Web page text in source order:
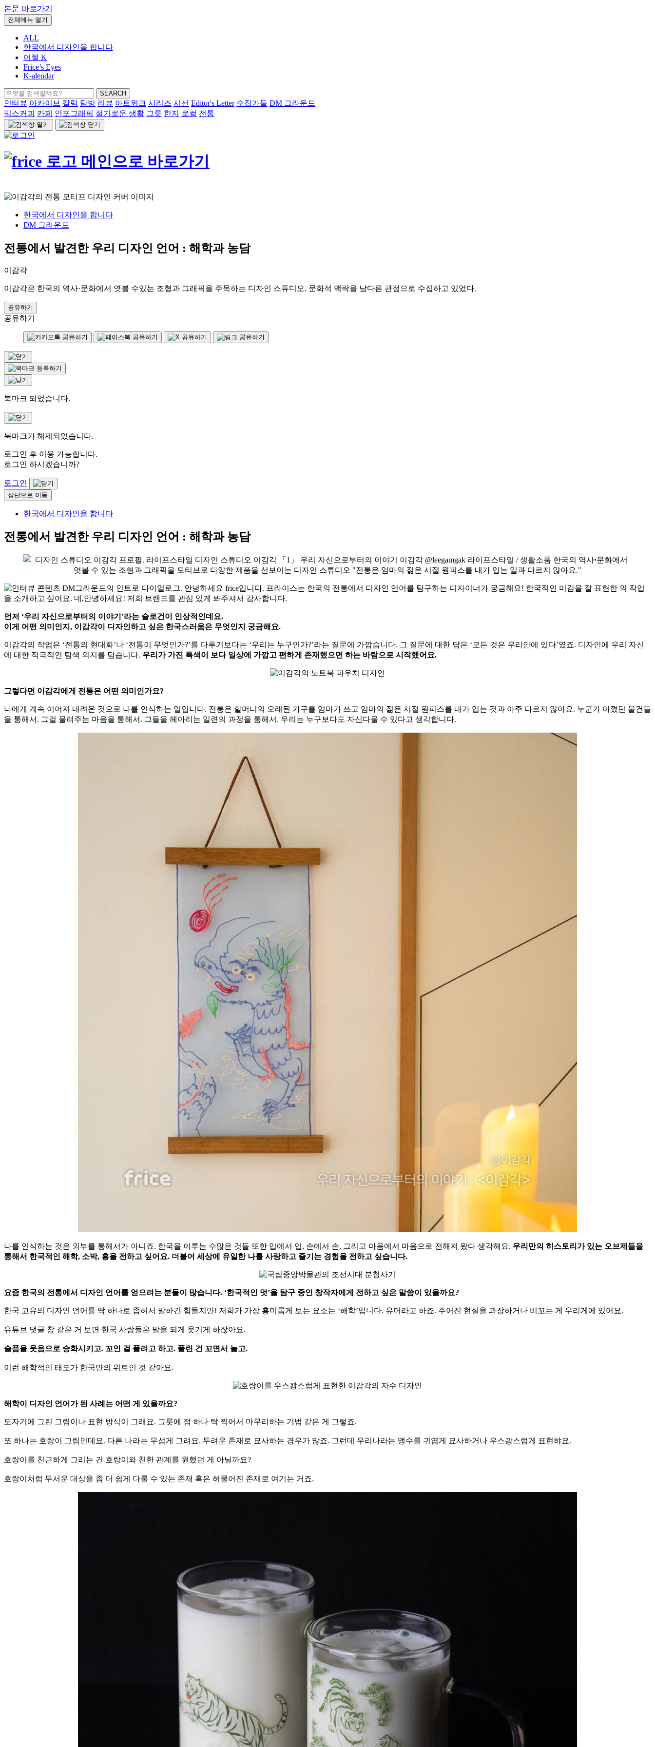
본문 바로가기
전체메뉴 열기
ALL
한국에서 디자인을 합니다
어쩔 K
Frice’s Eyes
K-alendar
검
색:
SEARCH
인터뷰 아카이브 칼럼 탐방 리뷰 아트워크 시리즈 시선 Editor's Letter 수집가들 DM 그라운드
믹스커피 카페 인포그래픽 절기로운 생활 그릇 한지 로컬 전통
한국에서 디자인을 합니다
DM 그라운드
전통에서 발견한 우리 디자인 언어 : 해학과 농담
이감각
이감각은 한국의 역사·문화에서 엿볼 수있는 조형과 그래픽을 주목하는 디자인 스튜디오. 문화적 맥락을 남다른 관점으로 수집하고 있었다.
공유하기
공유하기
북마크 되었습니다.
북마크가 해제되었습니다.
로그인 후 이용 가능합니다.
로그인 하시겠습니까?
로그인
상단으로 이동
한국에서 디자인을 합니다
전통에서 발견한 우리 디자인 언어 : 해학과 농담
먼저 ‘우리 자신으로부터의 이야기’라는 슬로건이 인상적인데요.
이게 어떤 의미인지, 이감각이 디자인하고 싶은 한국스러움은 무엇인지 궁금해요.
이감각의 작업은 ‘전통의 현대화’나 ‘전통이 무엇인가?’를 다루기보다는 ‘우리는 누구인가?’라는 질문에 가깝습니다. 그 질문에 대한 답은 ‘모든 것은 우리안에 있다’였죠. 디자인에 우리 자신
에 대한 적극적인 탐색 의지를 담습니다. 우리가 가진 특색이 보다 일상에 가깝고 편하게 존재했으면 하는 바람으로 시작했어요.
그렇다면 이감각에게 전통은 어떤 의미인가요?
나에게 계속 이어져 내려온 것으로 나를 인식하는 일입니다. 전통은 할머니의 오래된 가구를 엄마가 쓰고 엄마의 젊은 시절 원피스를 내가 입는 것과 아주 다르지 않아요. 누군가 아꼈던 물건들
을 통해서. 그걸 물려주는 마음을 통해서. 그들을 헤아리는 일련의 과정을 통해서. 우리는 누구보다도 자신다울 수 있다고 생각합니다.
나를 인식하는 것은 외부를 통해서가 아니죠. 한국을 이루는 수많은 것들 또한 입에서 입, 손에서 손, 그리고 마음에서 마음으로 전해져 왔다 생각해요. 우리만의 히스토리가 있는 오브제들을
통해서 한국적인 해학, 소박, 흥을 전하고 싶어요. 더불어 세상에 유일한 나를 사랑하고 즐기는 경험을 전하고 싶습니다.
요즘 한국의 전통에서 디자인 언어를 얻으려는 분들이 많습니다. ‘한국적인 멋’을 탐구 중인 창작자에게 전하고 싶은 말씀이 있을까요?
한국 고유의 디자인 언어를 딱 하나로 좁혀서 말하긴 힘들지만! 저희가 가장 흥미롭게 보는 요소는 ‘해학’입니다. 유머라고 하죠. 주어진 현실을 과장하거나 비꼬는 게 우리게에 있어요.
유튜브 댓글 창 같은 거 보면 한국 사람들은 말을 되게 웃기게 하잖아요.
슬픔을 웃음으로 승화시키고. 꼬인 걸 풀려고 하고. 풀린 건 꼬면서 놀고.
이런 해학적인 태도가 한국만의 위트인 것 같아요.
해학이 디자인 언어가 된 사례는 어떤 게 있을까요?
도자기에 그린 그림이나 표현 방식이 그래요. 그릇에 점 하나 탁 찍어서 마무리하는 기법 같은 게 그렇죠.
또 하나는 호랑이 그림인데요. 다른 나라는 무섭게 그려요. 두려운 존재로 묘사하는 경우가 많죠. 그런데 우리나라는 맹수를 귀엽게 묘사하거나 우스꽝스럽게 표현햐요.
호랑이를 친근하게 그리는 건 호랑이와 친한 관계를 원했던 게 아닐까요?
호랑이처럼 무서운 대상을 좀 더 쉽게 다룰 수 있는 존재 혹은 허물어진 존재로 여기는 거죠.